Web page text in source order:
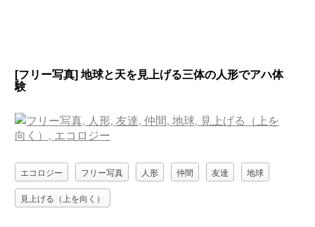
[フリー写真] 地球と天を見上げる三体の人形でアハ体
験
エコロジー フリー写真 人形 仲間 友達 地球
見上げる（上を向く）